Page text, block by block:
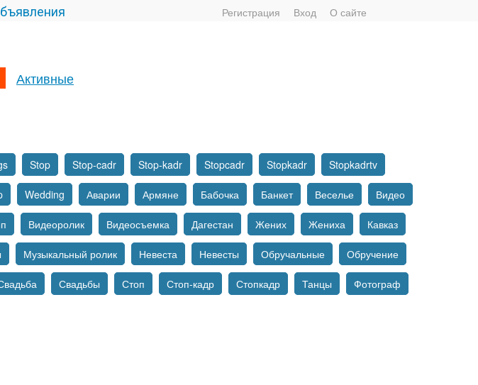
Регистрация Вход О сайте
Активные
Stop Stop-cadr Stop-kadr Stopcadr Stopkadr Stopkadrtv
Wedding Аварии Армяне Бабочка Банкет Веселье Видео
Видеоролик Видеосъемка Дагестан Жених Жениха Кавказ
Музыкальный ролик Невеста Невесты Обручальные Обручение
Свадьбы Стоп Стоп-кадр Стопкадр Танцы Фотограф